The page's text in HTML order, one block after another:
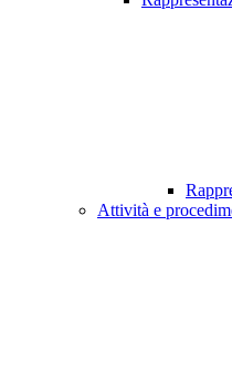
Attività e